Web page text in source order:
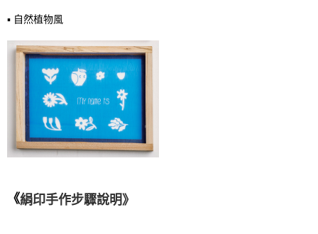
▪️ 自然植物風
《絹印手作步驟說明》